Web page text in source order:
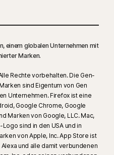
einem globalen Unternehmen mit
Marken.
Rechte vorbehalten. Die Gen-
sind Eigentum von Gen
Unternehmen. Firefox ist eine
Google Chrome, Google
Marken von Google, LLC. Mac,
sind in den USA und in
von Apple, Inc. App Store ist
und alle damit verbundenen